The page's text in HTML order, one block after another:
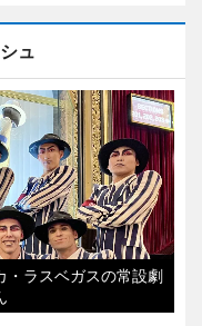
ュ
・ラスベガスの常設劇